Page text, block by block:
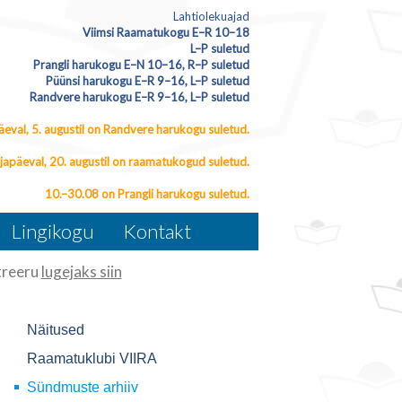
Lahtiolekuajad
Viimsi Raamatukogu E–R 10–18
L–P suletud
Prangli harukogu E–N 10–16, R–P suletud
Püünsi harukogu E–R 9–16, L–P suletud
Randvere harukogu E–R 9–16, L–P suletud
5. augustil on Randvere harukogu suletud.
20. augustil on raamatukogud suletud.
10.–30.08 on Prangli harukogu suletud.
Lingikogu Kontakt
lugejaks siin
Näitused
Raamatuklubi VIIRA
Sündmuste arhiiv